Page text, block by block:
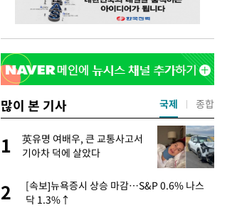
많이 본 기사
1
英유명 여배우, 큰 교통사고서
기아차 덕에 살았다
2
[속보]뉴욕증시 상승 마감…S&P 0.6% 나스
닥 1.3%↑
국제 종합